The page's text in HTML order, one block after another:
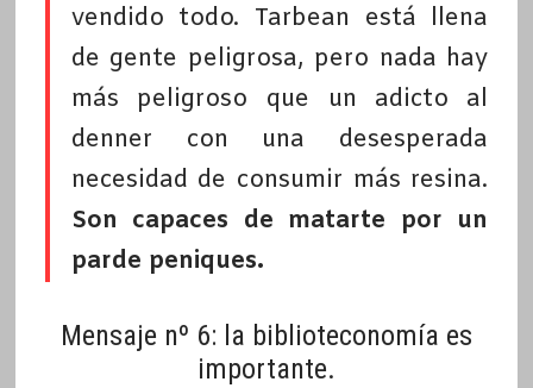
vendido todo. Tarbean está llena
de gente peligrosa, pero nada hay
más peligroso que un adicto al
denner con una desesperada
necesidad de consumir más resina.
Son capaces de matarte por un
parde peniques.
Mensaje nº 6: la biblioteconomía es
importante.